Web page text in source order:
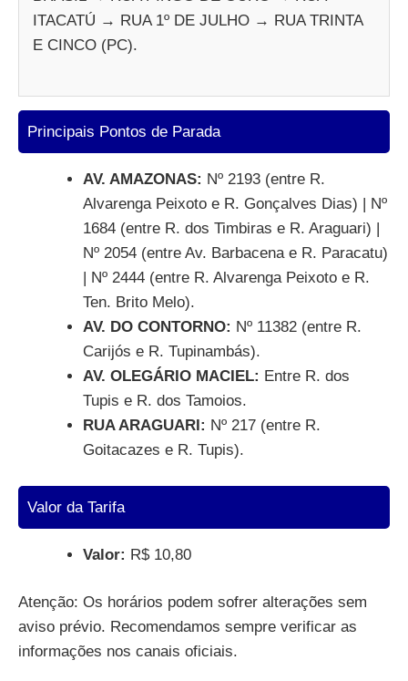
ITACATÚ → RUA 1º DE JULHO → RUA TRINTA
E CINCO (PC).
Principais Pontos de Parada
AV. AMAZONAS: Nº 2193 (entre R.
Alvarenga Peixoto e R. Gonçalves Dias) | Nº
1684 (entre R. dos Timbiras e R. Araguari) |
Nº 2054 (entre Av. Barbacena e R. Paracatu)
| Nº 2444 (entre R. Alvarenga Peixoto e R.
Ten. Brito Melo).
AV. DO CONTORNO: Nº 11382 (entre R.
Carijós e R. Tupinambás).
AV. OLEGÁRIO MACIEL: Entre R. dos
Tupis e R. dos Tamoios.
RUA ARAGUARI: Nº 217 (entre R.
Goitacazes e R. Tupis).
Valor da Tarifa
Valor: R$ 10,80
Atenção: Os horários podem sofrer alterações sem
aviso prévio. Recomendamos sempre verificar as
informações nos canais oficiais.